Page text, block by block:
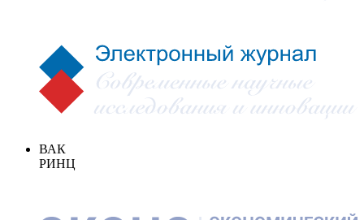
ВАК
РИНЦ